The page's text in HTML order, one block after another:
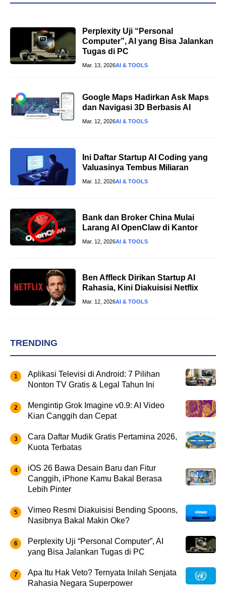
Perplexity Uji “Personal
Computer”, AI yang Bisa Jalankan
Tugas di PC
Mar. 13, 2026AI & TOOLS
Google Maps Hadirkan Ask Maps
dan Navigasi 3D Berbasis AI
Mar. 12, 2026AI & TOOLS
Ini Daftar Startup AI Coding yang
Valuasinya Tembus Miliaran
Mar. 12, 2026AI & TOOLS
Bank dan Broker China Mulai
Larang AI OpenClaw di Kantor
Mar. 12, 2026AI & TOOLS
Ben Affleck Dirikan Startup AI
Rahasia, Kini Diakuisisi Netflix
Mar. 12, 2026AI & TOOLS
TRENDING
Aplikasi Televisi di Android: 7 Pilihan
Nonton TV Gratis & Legal Tahun Ini
Mengintip Grok Imagine v0.9: AI Video
Kian Canggih dan Cepat
Cara Daftar Mudik Gratis Pertamina 2026,
Kuota Terbatas
iOS 26 Bawa Desain Baru dan Fitur
Canggih, iPhone Kamu Bakal Berasa
Lebih Pinter
Vimeo Resmi Diakuisisi Bending Spoons,
Nasibnya Bakal Makin Oke?
Perplexity Uji “Personal Computer”, AI
yang Bisa Jalankan Tugas di PC
Apa Itu Hak Veto? Ternyata Inilah Senjata
Rahasia Negara Superpower